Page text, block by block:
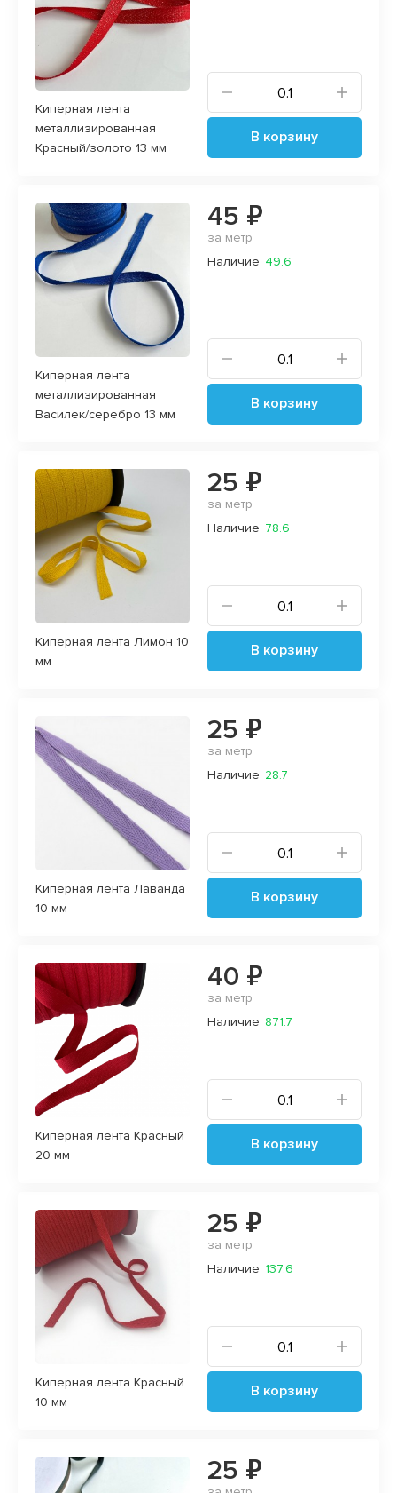
Киперная лента
металлизированная
Красный/золото 13 мм
В корзину
Киперная лента
металлизированная
Василек/серебро 13 мм
45 ₽
за метр
Наличие 49.6
В корзину
Киперная лента Лимон 10
мм
25 ₽
за метр
Наличие 78.6
В корзину
Киперная лента Лаванда
10 мм
25 ₽
за метр
Наличие 28.7
В корзину
Киперная лента Красный
20 мм
40 ₽
за метр
Наличие 871.7
В корзину
Киперная лента Красный
10 мм
25 ₽
за метр
Наличие 137.6
В корзину
25 ₽